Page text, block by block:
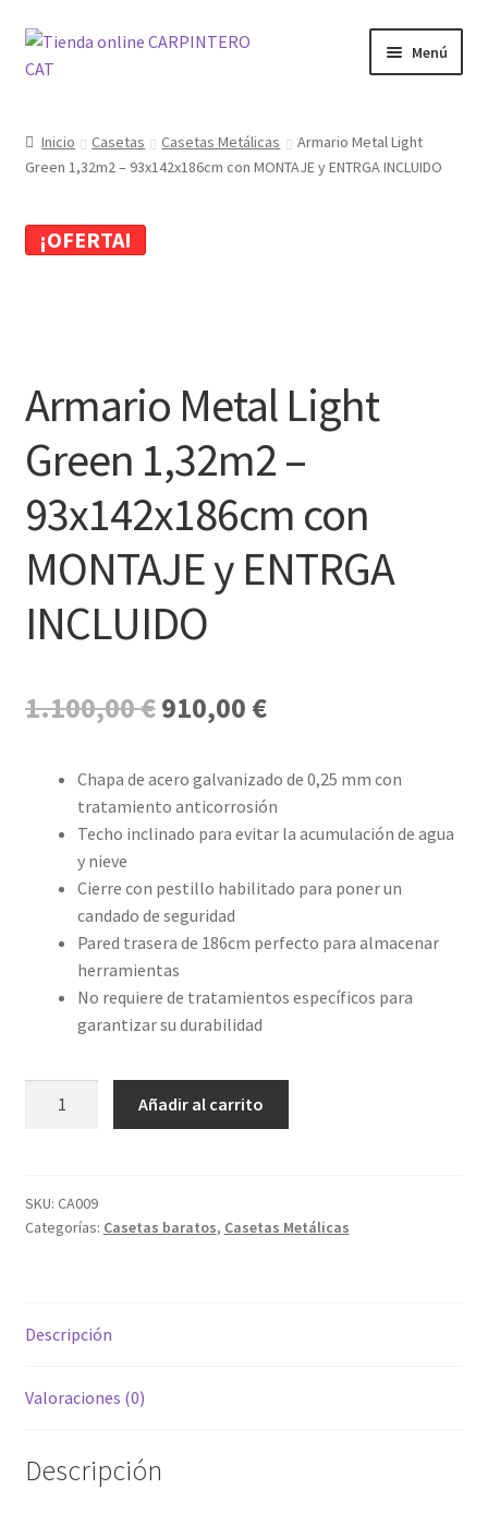
Ir
a
Ir
al
Menú
Carrito
Finalizar compra
Inicio Casetas Casetas Metálicas
Armario Metal Light
Green 1,32m2 – 93x142x186cm con MONTAJE y ENTRGA INCLUIDO
¡OFERTA!
Armario Metal Light
Green 1,32m2 –
93x142x186cm con
MONTAJE y ENTRGA
INCLUIDO
1.100,00€ El
original
era:
910,00 €El
actual
es:
Chapa de acero galvanizado de 0,25 mm con
tratamiento anticorrosión
Techo inclinado para evitar la acumulación de agua
y nieve
Cierre con pestillo habilitado para poner un
candado de seguridad
Pared trasera de 186cm perfecto para almacenar
herramientas
No requiere de tratamientos específicos para
garantizar su durabilidad
1,32m2
-
y
INCLUIDO
Añadir al carrito
SKU: CA009
Categorías: Casetas baratos, Casetas Metálicas
Descripción
Valoraciones (0)
Descripción